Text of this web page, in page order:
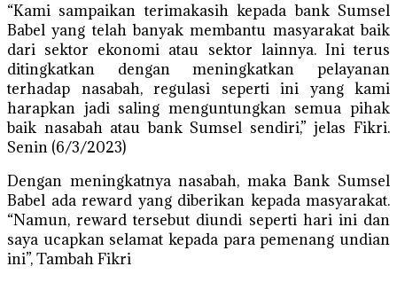
“Kami sampaikan terimakasih kepada bank Sumsel
Babel yang telah banyak membantu masyarakat baik
dari sektor ekonomi atau sektor lainnya. Ini terus
ditingkatkan dengan meningkatkan pelayanan
terhadap nasabah, regulasi seperti ini yang kami
harapkan jadi saling menguntungkan semua pihak
baik nasabah atau bank Sumsel sendiri,” jelas Fikri.
Senin (6/3/2023)
Dengan meningkatnya nasabah, maka Bank Sumsel
Babel ada reward yang diberikan kepada masyarakat.
“Namun, reward tersebut diundi seperti hari ini dan
saya ucapkan selamat kepada para pemenang undian
ini”, Tambah Fikri